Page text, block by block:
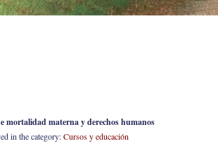
mortalidad materna y derechos humanos
in the category:Cursos y educación